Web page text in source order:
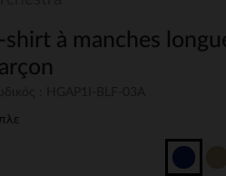
shirt à manches